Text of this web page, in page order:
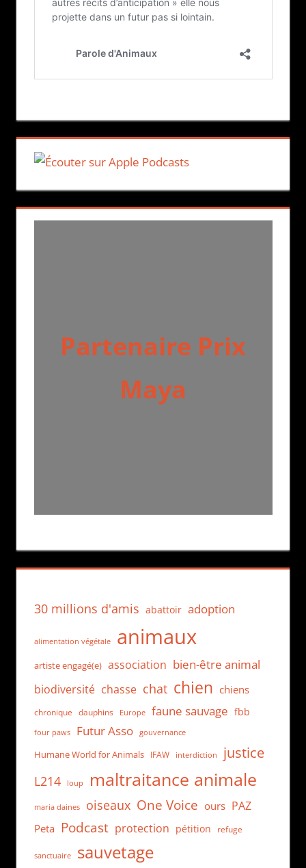
Partenaire Prix
Maya
30 millions d'amis abattoir adoption
alimentation végétale animaux
artiste engagé(e) association bien-être animal
biodiversité chasse chat chien chiens
chronique dauphins Europe faune sauvage fbb
four paws Futur Asso gouvernance
Humane World for Animals IFAW interdiction justice
L214 loup maltraitance animale
maria daines oiseaux One Voice ours PAZ
Peta Podcast protection pétition refuge
sanctuaire sauvetage